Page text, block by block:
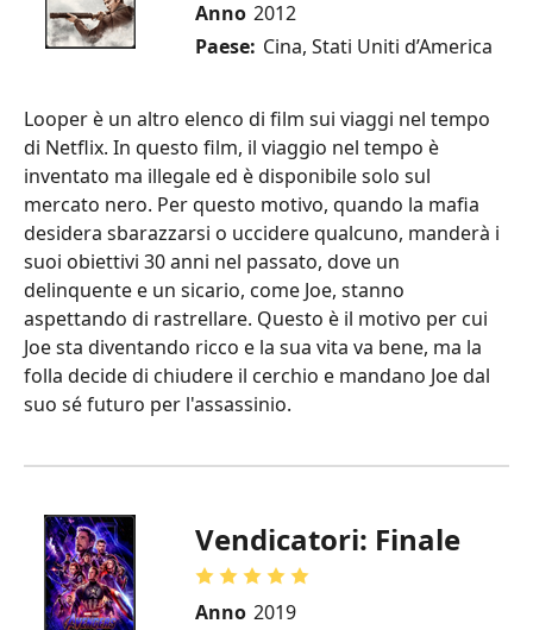
Anno 2012
Paese: Cina, Stati Uniti d’America
Looper è un altro elenco di film sui viaggi nel tempo
di Netflix. In questo film, il viaggio nel tempo è
inventato ma illegale ed è disponibile solo sul
mercato nero. Per questo motivo, quando la mafia
desidera sbarazzarsi o uccidere qualcuno, manderà i
suoi obiettivi 30 anni nel passato, dove un
delinquente e un sicario, come Joe, stanno
aspettando di rastrellare. Questo è il motivo per cui
Joe sta diventando ricco e la sua vita va bene, ma la
folla decide di chiudere il cerchio e mandano Joe dal
suo sé futuro per l'assassinio.
Vendicatori: Finale
Anno 2019